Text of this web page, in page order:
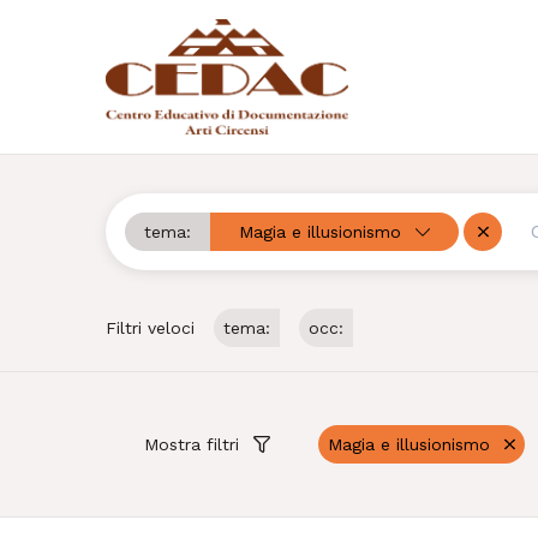
tema: Magia e illusionismo
Cerca
Filtri veloci tema: occ:
Mostra filtri Magia e illusionismo